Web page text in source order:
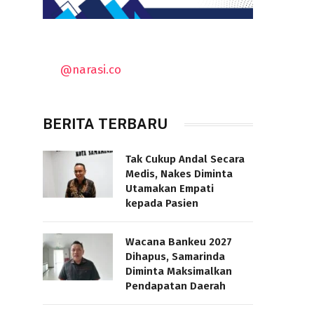
@narasi.co
BERITA TERBARU
Tak Cukup Andal Secara
Medis, Nakes Diminta
Utamakan Empati
kepada Pasien
Wacana Bankeu 2027
Dihapus, Samarinda
Diminta Maksimalkan
Pendapatan Daerah